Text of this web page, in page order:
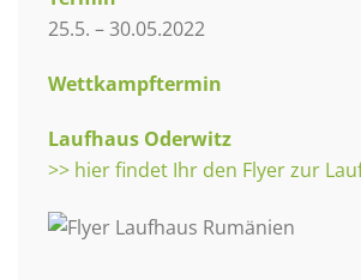
25.5. – 30.05.2022
Wettkampftermin
Laufhaus Oderwitz
>> hier findet Ihr den Flyer zur